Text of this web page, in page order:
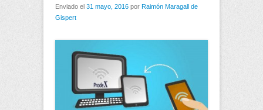
Enviado el 31 mayo, 2016 por Raimón Maragall de
Gispert